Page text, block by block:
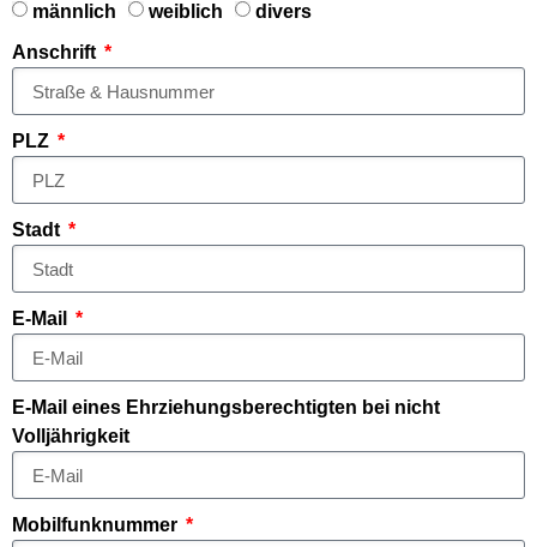
männlich
weiblich
divers
Anschrift
PLZ
Stadt
E-Mail
E-Mail eines Ehrziehungsberechtigten bei nicht
Volljährigkeit
Mobilfunknummer